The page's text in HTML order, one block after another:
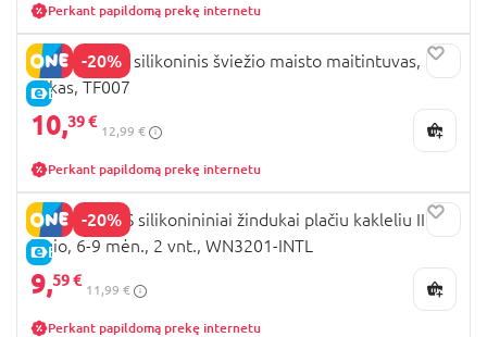
Perkant papildomą prekę internetu
-20%
E-KAINA
DR.BROWNS silikoninis šviežio maisto maitintuvas,
pilkas, TF007
10,39 €
12,99 €
Perkant papildomą prekę internetu
-20%
E-KAINA
DR. BROWNS silikonininiai žindukai plačiu kakleliu III
lygio, 6-9 mėn., 2 vnt., WN3201-INTL
9,59 €
11,99 €
Perkant papildomą prekę internetu